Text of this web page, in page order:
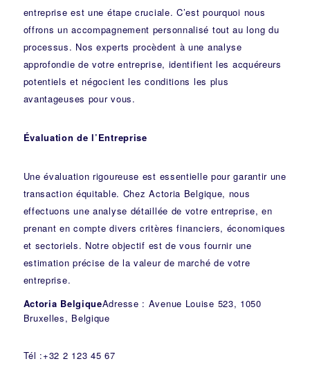
entreprise est une étape cruciale. C’est pourquoi nous
offrons un accompagnement personnalisé tout au long du
processus. Nos experts procèdent à une analyse
approfondie de votre entreprise, identifient les acquéreurs
potentiels et négocient les conditions les plus
avantageuses pour vous.
Évaluation de l’Entreprise
Une évaluation rigoureuse est essentielle pour garantir une
transaction équitable. Chez Actoria Belgique, nous
effectuons une analyse détaillée de votre entreprise, en
prenant en compte divers critères financiers, économiques
et sectoriels. Notre objectif est de vous fournir une
estimation précise de la valeur de marché de votre
entreprise.
Actoria BelgiqueAdresse : Avenue Louise 523, 1050
Bruxelles, Belgique
Tél :+32 2 123 45 67